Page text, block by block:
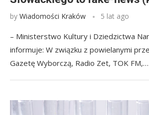
by Wiadomości Kraków 5 lat ago
– Ministerstwo Kultury i Dziedzictwa
informuje: W związku z powielanymi
Gazetę Wyborczą, Radio Zet, TOK FM,…